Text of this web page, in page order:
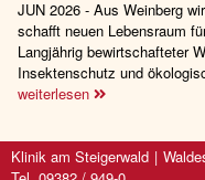
JUN 2026 - Aus Weinberg
schafft neuen Lebensraum
Langjährig bewirtschafteter
Insektenschutz und
weiterlesen
Klinik am Steigerwald